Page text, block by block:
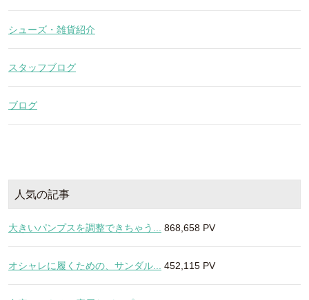
シューズ・雑貨紹介
スタッフブログ
ブログ
人気の記事
大きいパンプスを調整できちゃう... 868,658 PV
オシャレに履くための、サンダル... 452,115 PV